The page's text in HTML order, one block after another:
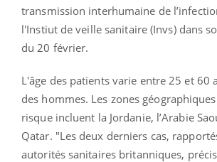
transmission interhumaine de
l'Instiut de veille sanitaire (Invs) dans
du 20 février.
L'âge des patients varie entre 25 et 60
des hommes. Les zones
risque incluent la Jordanie, l’Arabie
Qatar. "Les deux derniers cas,
autorités sanitaires britanniques,